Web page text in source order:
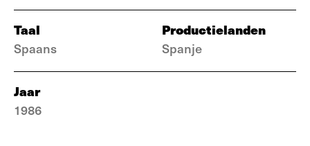
Taal
Spaans
Productielanden
Spanje
Jaar
1986